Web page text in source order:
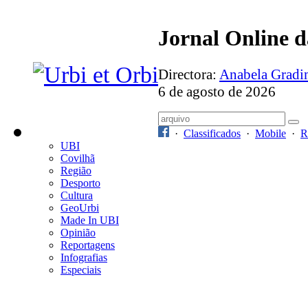
Jornal Online
Directora: Anabela
6 de agosto de 2026
· Classificados · Mobile ·
UBI
Covilhã
Região
Desporto
Cultura
GeoUrbi
Made In UBI
Opinião
Reportagens
Infografias
Especiais